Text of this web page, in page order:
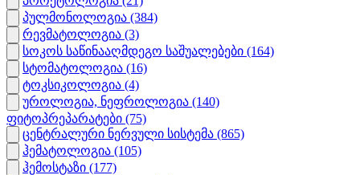
პულმონოლოგია (384)
რევმატოლოგია (3)
სოკოს საწინააღმდეგო საშუალებები (164)
სტომატოლოგია (16)
ტოკსიკოლოგია (4)
უროლოგია, ნეფროლოგია (140)
ფიტოპრეპარატები (75)
ცენტრალური ნერვული სისტემა (865)
ჰემატოლოგია (105)
ჰემოსტაზი (177)